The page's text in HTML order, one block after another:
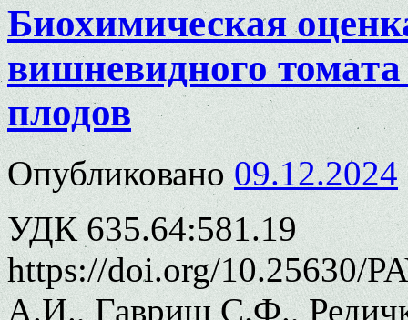
Биохимическая
вишневидного
плодов
Опубликовано 09.12.2024
УДК 635.64:581.19
https://doi.org/10.25630/
А.И., Гавриш С.Ф.,